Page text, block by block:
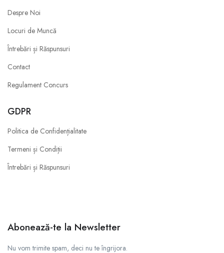
Despre Noi
Locuri de Muncă
Întrebări și Răspunsuri
Contact
Regulament Concurs
GDPR
Politica de Confidențialitate
Termeni și Condiții
Întrebări și Răspunsuri
Abonează-te la Newsletter
Nu vom trimite spam, deci nu te îngrijora.